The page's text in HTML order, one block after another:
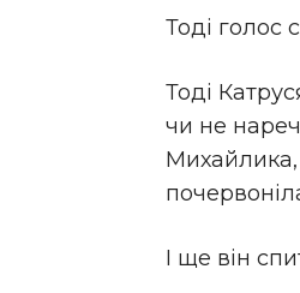
Тоді голос
Тоді
чи не
Михайлика,
І ще він